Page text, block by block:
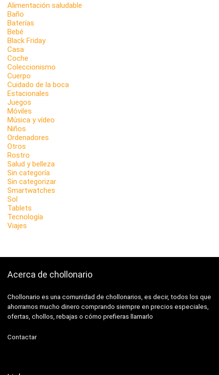
Alimentación saludable
Baño
Baterías
Bebé
Black Friday
Casa
Coche
Coleccionismo
Cuerpo
Cuidado de la boca
Estacionales
Juegos
Móviles
Música y vídeo
Niños
Ordenadores
Otros
Rostro
Salud y belleza
Sin categoría
Sin categorizar
Smartwatches
Sol
Tablets
Tecnología
Viajes
Acerca de chollonario
Chollonario es una comunidad de chollonarios, es decir, todos los que
ahorramos mucho dinero comprando siempre en precios especiales,
ofertas, chollos, rebajas o cómo prefieras llamarlo
Contactar